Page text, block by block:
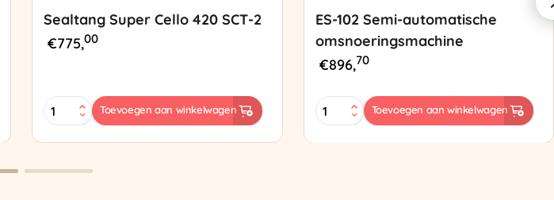
Sealtang Super Cello 420 SCT-2
€775,00
Sealtang
Super
Toevoegen aan winkelwagen
ES-102 Semi-automatische
omsnoeringsmachine
€896,70
ES-
102
Toevoegen aan winkelwagen